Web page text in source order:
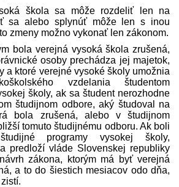
škola sa môže rozdeliť len na
sa alebo splynúť môže len s inou
zmeny možno vykonať len zákonom.
bola verejná vysoká škola zrušená,
osoby prechádza jej majetok,
a ktoré verejné vysoké školy umožnia
vzdelania študentom
školy, ak sa študent nerozhodne
študijnom odbore, aký študoval na
bola zrušená, alebo v študijnom
tomuto študijnému odboru. Ak boli
programy vysokej školy,
pred­loží vláde Slovenskej republiky
zákona, ktorým má byť verejná
a to do šiestich mesiacov odo dňa,